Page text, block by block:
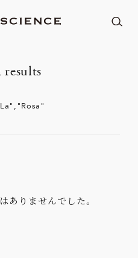
results
ありませんでした。